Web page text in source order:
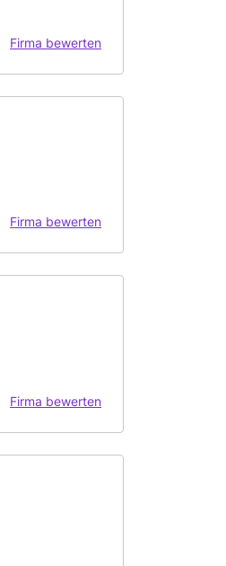
Firma bewerten
Firma bewerten
Firma bewerten